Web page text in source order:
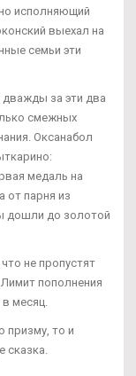
исполняющий
выехал на
семьи эти
дважды за эти два
смежных
Оксанабол
медаль на
от парня из
дошли до золотой
не пропустят
пополнения
месяц.
призму, то и
сказка.